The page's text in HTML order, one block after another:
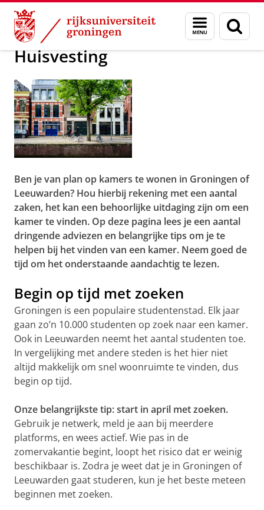
Skip
Content
Skip
Navigation
Menu
en
zoeken
Onderwijs Studeren in Groningen
Huisvesting
Ben je van plan op kamers te wonen in Groningen of
Leeuwarden? Hou hierbij rekening met een aantal
zaken, het kan een behoorlijke uitdaging zijn om een
kamer te vinden. Op deze pagina lees je een aantal
dringende adviezen en belangrijke tips om je te
helpen bij het vinden van een kamer. Neem goed de
tijd om het onderstaande aandachtig te lezen.
Begin op tijd met zoeken
Groningen is een populaire studentenstad. Elk jaar
gaan zo’n 10.000 studenten op zoek naar een kamer.
Ook in Leeuwarden neemt het aantal studenten toe.
In vergelijking met andere steden is het hier niet
altijd makkelijk om snel woonruimte te vinden, dus
begin op tijd.
Onze belangrijkste tip: start in april met zoeken.
Gebruik je netwerk, meld je aan bij meerdere
platforms, en wees actief. Wie pas in de
zomervakantie begint, loopt het risico dat er weinig
beschikbaar is. Zodra je weet dat je in Groningen of
Leeuwarden gaat studeren, kun je het beste meteen
beginnen met zoeken.